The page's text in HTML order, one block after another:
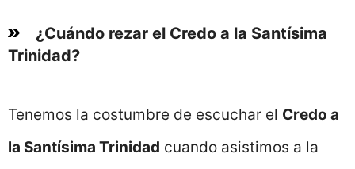
¿Cuándo rezar el Credo a la Santísima
Trinidad?
Tenemos la costumbre de escuchar el Credo a
la Santísima Trinidad cuando asistimos a la